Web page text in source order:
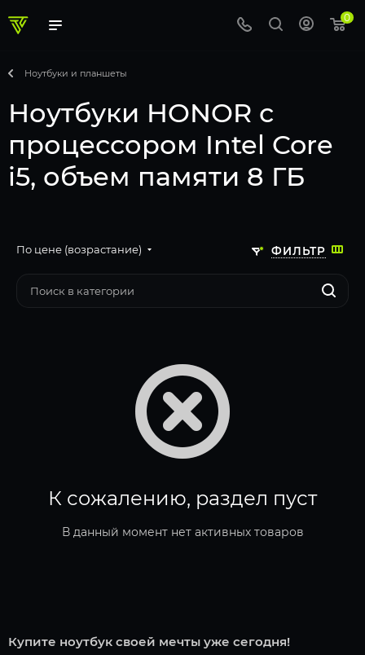
0
Ноутбуки и планшеты
Ноутбуки HONOR с
процессором Intel Core
i5, объем памяти 8 ГБ
ФИЛЬТР
По цене (возрастание)
К сожалению, раздел пуст
В данный момент нет активных товаров
Купите ноутбук своей мечты уже сегодня!